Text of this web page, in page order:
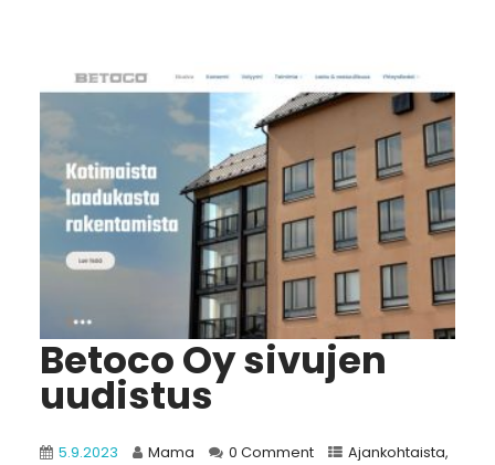
Betoco Oy sivujen
uudistus
5.9.2023 Mama 0 Comment Ajankohtaista,